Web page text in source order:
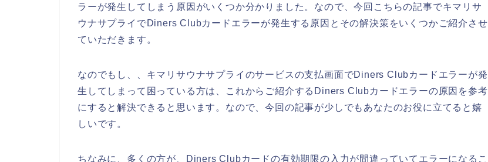
ラーが発生してしまう原因がいくつか分かりました。なので、今回こちらの記事でキマリサ
ウナサプライでDiners Clubカードエラーが発生する原因とその解決策をいくつかご紹介させ
ていただきます。
なのでもし、、キマリサウナサプライのサービスの支払画面でDiners Clubカードエラーが発
生してしまって困っている方は、これからご紹介するDiners Clubカードエラーの原因を参考
にすると解決できると思います。なので、今回の記事が少しでもあなたのお役に立てると嬉
しいです。
ちなみに、多くの方が、Diners Clubカードの有効期限の入力が間違っていてエラーになるこ